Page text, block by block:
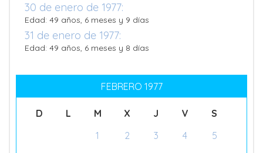
30 de enero de 1977:
Edad: 49 años, 6 meses y 9 días
31 de enero de 1977:
Edad: 49 años, 6 meses y 8 días
FEBRERO 1977
D L M X J V
S
1
2 3 4
5